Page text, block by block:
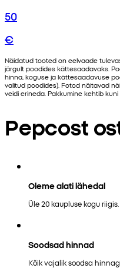
50
€
Näidatud tooted on eelvaade
järgult poodides kättesaadavaks.
hinna, koguse ja kättesaadavuse
valitud poodides). Fotod näitavad
veidi erineda. Pakkumine kehtib
Pepcost
Oleme alati lähedal
Üle 20 kaupluse kogu
Soodsad hinnad
Kõik vajalik soodsa